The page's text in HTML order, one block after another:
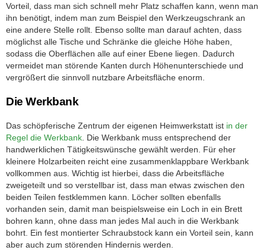
Vorteil, dass man sich schnell mehr Platz schaffen kann, wenn man
ihn benötigt, indem man zum Beispiel den Werkzeugschrank an
eine andere Stelle rollt. Ebenso sollte man darauf achten, dass
möglichst alle Tische und Schränke die gleiche Höhe haben,
sodass die Oberflächen alle auf einer Ebene liegen. Dadurch
vermeidet man störende Kanten durch Höhenunterschiede und
vergrößert die sinnvoll nutzbare Arbeitsfläche enorm.
Die Werkbank
Das schöpferische Zentrum der eigenen Heimwerkstatt ist in der
Regel die Werkbank . Die Werkbank muss entsprechend der
handwerklichen Tätigkeitswünsche gewählt werden. Für eher
kleinere Holzarbeiten reicht eine zusammenklappbare Werkbank
vollkommen aus. Wichtig ist hierbei, dass die Arbeitsfläche
zweigeteilt und so verstellbar ist, dass man etwas zwischen den
beiden Teilen festklemmen kann. Löcher sollten ebenfalls
vorhanden sein, damit man beispielsweise ein Loch in ein Brett
bohren kann, ohne dass man jedes Mal auch in die Werkbank
bohrt. Ein fest montierter Schraubstock kann ein Vorteil sein, kann
aber auch zum störenden Hindernis werden.